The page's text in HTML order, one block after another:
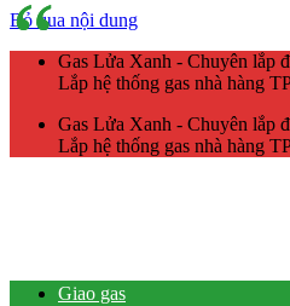
Bỏ qua nội dung
Gas Lửa Xanh - Chuyên lắp
Lắp hệ thống gas nhà hàng
Gas Lửa Xanh - Chuyên lắp
Lắp hệ thống gas nhà hàng
Giao gas